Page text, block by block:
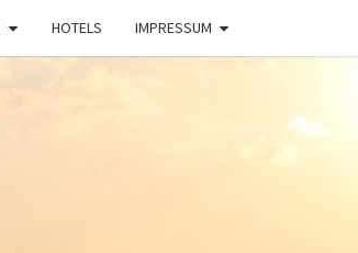
HOTELS IMPRESSUM